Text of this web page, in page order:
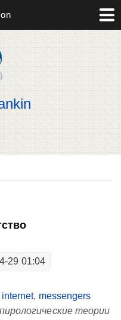
29 01:04
internet, messengers
теории